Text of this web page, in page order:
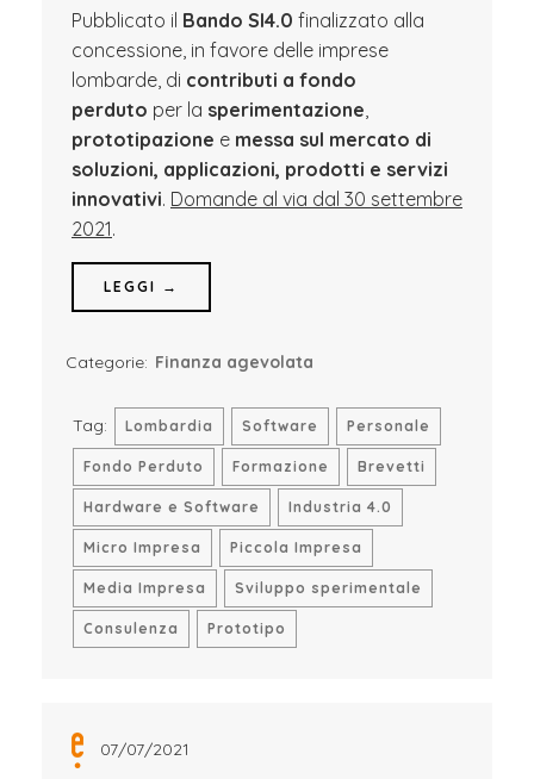
Pubblicato il Bando SI4.0 finalizzato alla
concessione, in favore delle imprese
lombarde, di contributi a fondo
perduto per la sperimentazione,
prototipazione e messa sul mercato di
soluzioni, applicazioni, prodotti e servizi
innovativi. Domande al via dal 30 settembre
2021.
LEGGI →
Categorie: Finanza agevolata
Tag: Lombardia Software Personale
Fondo Perduto Formazione Brevetti
Hardware e Software Industria 4.0
Micro Impresa Piccola Impresa
Media Impresa Sviluppo sperimentale
Consulenza Prototipo
07/07/2021